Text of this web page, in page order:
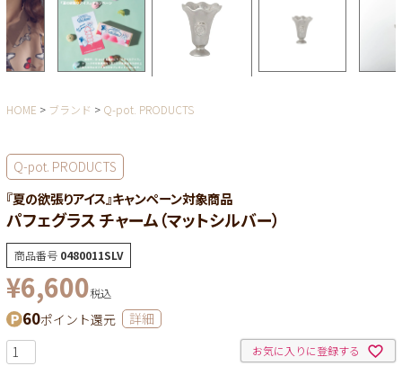
HOME ブランド Q-pot. PRODUCTS
Q-pot. PRODUCTS
『夏の欲張りアイス』キャンペーン対象商品
パフェグラス チャーム（マットシルバー）
商品番号 0480011SLV
¥6,600税込
60ポイント還元 詳細
お気に入りに登録する